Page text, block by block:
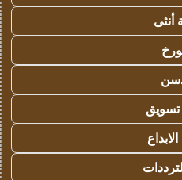
أنثى
تسويق